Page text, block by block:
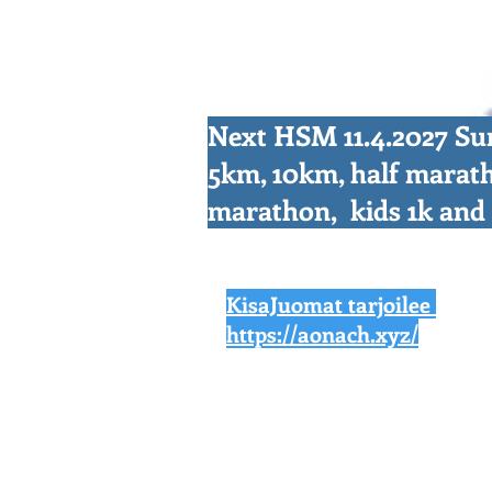
Next HSM 11.4.2027
5km, 10km, half
marathon, kids 1k
KisaJuomat tarjoilee
https://aonach.xyz/